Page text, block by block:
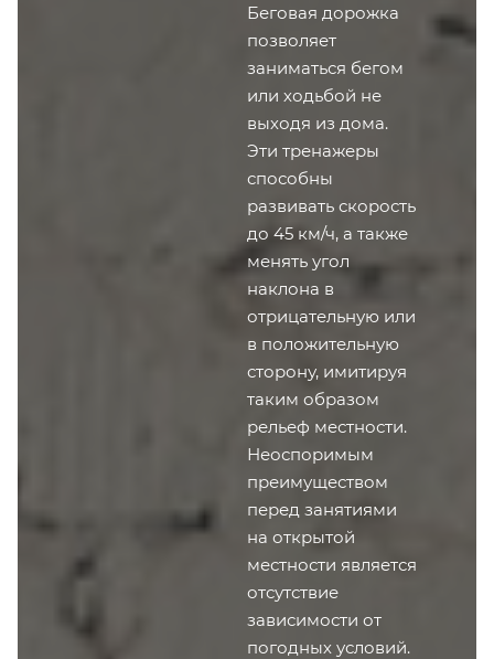
Беговая дорожка
позволяет
заниматься бегом
или ходьбой не
выходя из дома.
Эти тренажеры
способны
развивать скорость
до 45 км/ч, а также
менять угол
наклона в
отрицательную или
в положительную
сторону, имитируя
таким образом
рельеф местности.
Неоспоримым
преимуществом
перед занятиями
на открытой
местности является
отсутствие
зависимости от
погодных условий.